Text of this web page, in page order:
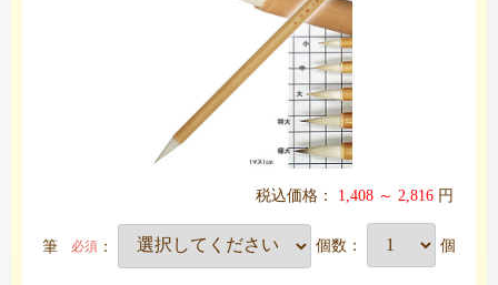
税込価格： 1,408 ～ 2,816 円
筆 必須 ： 個数： 個